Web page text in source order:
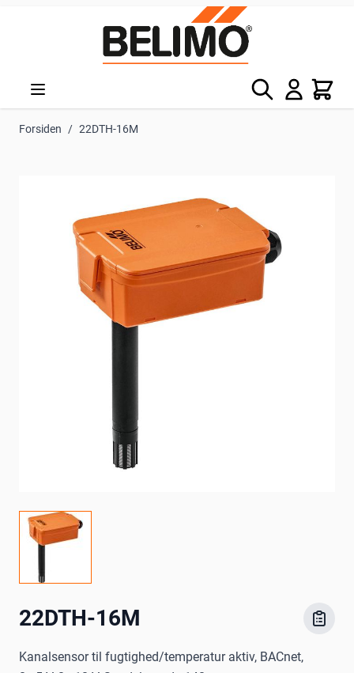
Søg Kurv
Forsiden / 22DTH-16M
22DTH-16M
Kanalsensor til fugtighed/temperatur aktiv, BACnet,